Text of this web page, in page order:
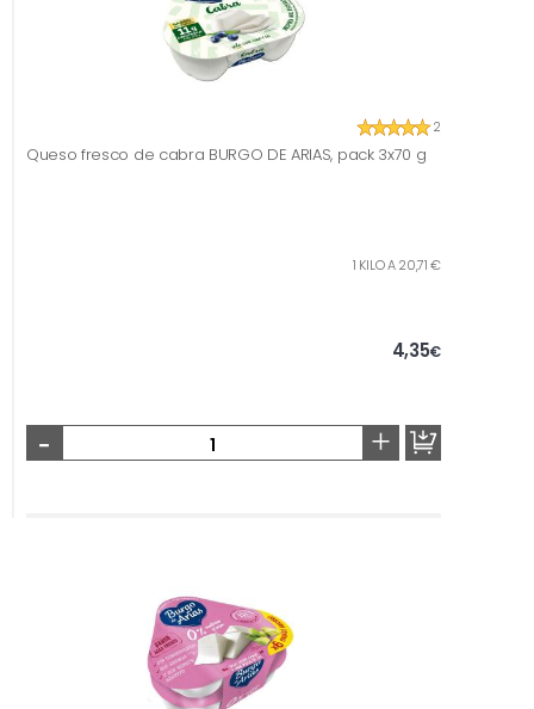
2
Queso fresco de cabra BURGO DE ARIAS, pack 3x70 g
1 KILO A 20,71 €
4,35€
- +